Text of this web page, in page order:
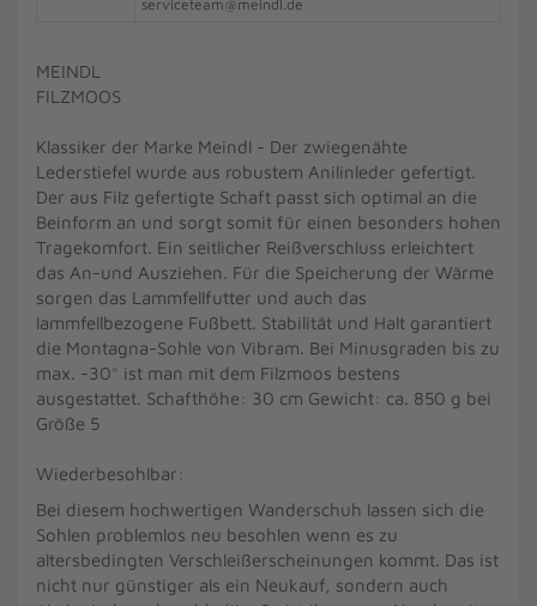
serviceteam@meindl.de
MEINDL
FILZMOOS
Klassiker der Marke Meindl - Der zwiegenähte
Lederstiefel wurde aus robustem Anilinleder gefertigt.
Der aus Filz gefertigte Schaft passt sich optimal an die
Beinform an und sorgt somit für einen besonders hohen
Tragekomfort. Ein seitlicher Reißverschluss erleichtert
das An-und Ausziehen. Für die Speicherung der Wärme
sorgen das Lammfellfutter und auch das
lammfellbezogene Fußbett. Stabilität und Halt garantiert
die Montagna-Sohle von Vibram. Bei Minusgraden bis zu
max. -30° ist man mit dem Filzmoos bestens
ausgestattet. Schafthöhe: 30 cm Gewicht: ca. 850 g bei
Größe 5
Wiederbesohlbar:
Bei diesem hochwertigen Wanderschuh lassen sich die
Sohlen problemlos neu besohlen wenn es zu
altersbedingten Verschleißerscheinungen kommt. Das ist
nicht nur günstiger als ein Neukauf, sondern auch